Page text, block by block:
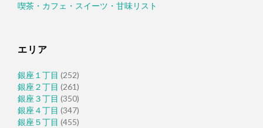
喫茶・カフェ・スイーツ・甘味リスト
エリア
銀座１丁目 (252)
銀座２丁目 (261)
銀座３丁目 (350)
銀座４丁目 (347)
銀座５丁目 (455)